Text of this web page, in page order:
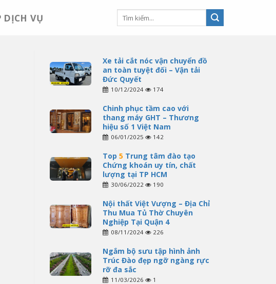
DỊCH VỤ
Xe tải cắt nóc vận chuyển đồ
an toàn tuyệt đối – Vận tải
Đức Quyết
10/12/2024 174
Chinh phục tầm cao với
thang máy GHT – Thương
hiệu số 1 Việt Nam
06/01/2025 142
Top 5 Trung tâm đào tạo
Chứng khoán uy tín, chất
lượng tại TP HCM
30/06/2022 190
Nội thất Việt Vượng – Địa Chỉ
Thu Mua Tủ Thờ Chuyên
Nghiệp Tại Quận 4
08/11/2024 226
Ngắm bộ sưu tập hình ảnh
Trúc Đào đẹp ngỡ ngàng rực
rỡ đa sắc
11/03/2026 1